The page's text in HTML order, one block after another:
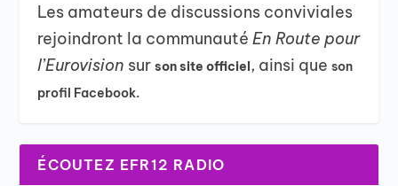
Les amateurs de discussions conviviales
rejoindront la communautéEn Route pour
l’Eurovision surson site officiel, ainsi queson
profil Facebook.
ÉCOUTEZ EFR12 RADIO